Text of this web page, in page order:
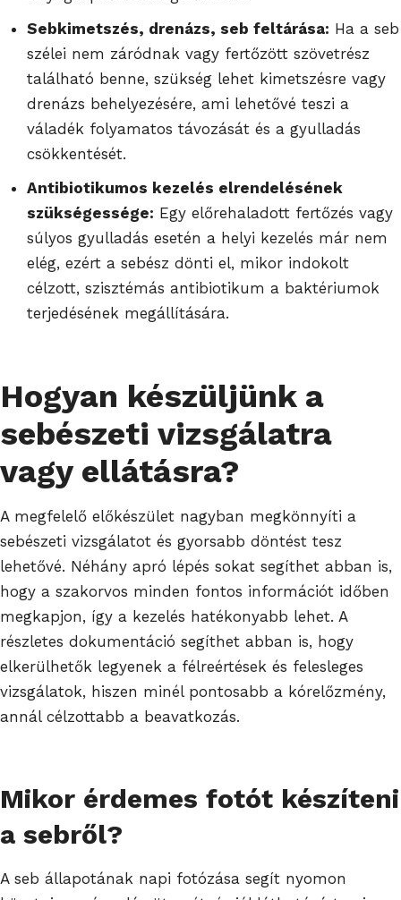
Sebkimetszés, drenázs, seb feltárása: Ha a seb
szélei nem záródnak vagy fertőzött szövetrész
található benne, szükség lehet kimetszésre vagy
drenázs behelyezésére, ami lehetővé teszi a
váladék folyamatos távozását és a gyulladás
csökkentését.
Antibiotikumos kezelés elrendelésének
szükségessége: Egy előrehaladott fertőzés vagy
súlyos gyulladás esetén a helyi kezelés már nem
elég, ezért a sebész dönti el, mikor indokolt
célzott, szisztémás antibiotikum a baktériumok
terjedésének megállítására.
Hogyan készüljünk a
sebészeti vizsgálatra
vagy ellátásra?
A megfelelő előkészület nagyban megkönnyíti a
sebészeti vizsgálatot és gyorsabb döntést tesz
lehetővé. Néhány apró lépés sokat segíthet abban is,
hogy a szakorvos minden fontos információt időben
megkapjon, így a kezelés hatékonyabb lehet. A
részletes dokumentáció segíthet abban is, hogy
elkerülhetők legyenek a félreértések és felesleges
vizsgálatok, hiszen minél pontosabb a kórelőzmény,
annál célzottabb a beavatkozás.
Mikor érdemes fotót készíteni
a sebről?
A seb állapotának napi fotózása segít nyomon